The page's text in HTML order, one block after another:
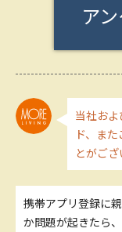
ア
当社お
ド、ま
とがご
携帯アプリ登録に
か問題が起きたら